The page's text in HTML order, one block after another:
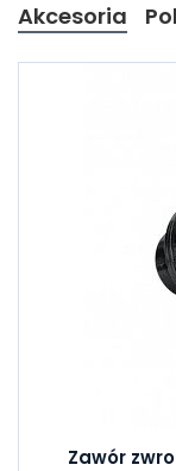
Akcesoria
Zawór